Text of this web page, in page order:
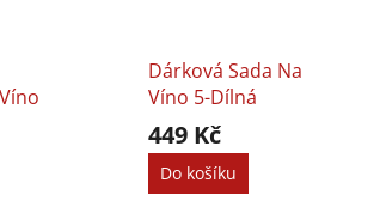
Dárková Sada Na
Víno 5-Dílná
449 Kč
Do košíku